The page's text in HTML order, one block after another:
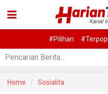
#Pilihan
Home Sosialita